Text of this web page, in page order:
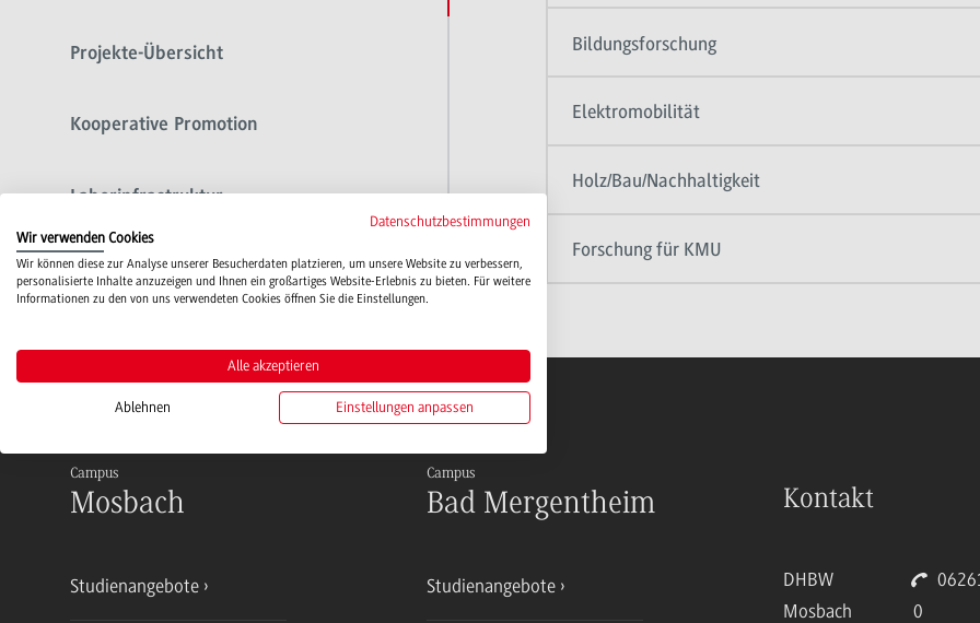
Projekte-Übersicht
Kooperative Promotion
Laborinfrastruktur
Kontakt
Bildungsforschung
Elektromobilität
Holz/Bau/Nachhaltigkeit
Forschung für KMU
Campus
Mosbach
Studienangebote
Campus
Bad Mergentheim
Studienangebote
Kontakt
DHBW
Mosbach
0
Datenschutzbestimmungen
Wir verwenden Cookies
Wir können diese zur Analyse unserer Besucherdaten platzieren, um unsere Website zu verbessern,
personalisierte Inhalte anzuzeigen und Ihnen ein großartiges Website-Erlebnis zu bieten. Für weitere
Informationen zu den von uns verwendeten Cookies öffnen Sie die Einstellungen.
Alle akzeptieren
Ablehnen Einstellungen anpassen